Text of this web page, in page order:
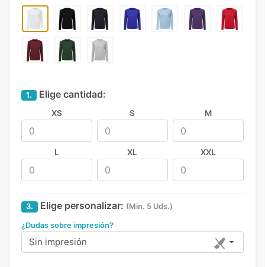
1. Elige cantidad:
XS S M
L XL XXL
3. Elige personalizar: (Min. 5 Uds.)
¿Dudas sobre impresión?
Sin impresión